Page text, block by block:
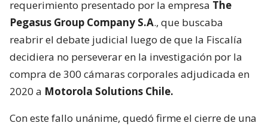
requerimiento presentado por la empresa The
Pegasus Group Company S.A., que buscaba
reabrir el debate judicial luego de que la Fiscalía
decidiera no perseverar en la investigación por la
compra de 300 cámaras corporales adjudicada en
2020 a Motorola Solutions Chile.
Con este fallo unánime, quedó firme el cierre de una